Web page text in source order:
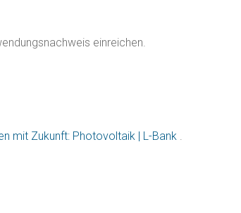
einreichen.
mit Zukunft: Photovoltaik | L-Bank .